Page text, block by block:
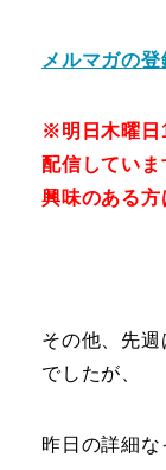
メルマガの
※明日木曜日
配信していま
興味のある方
その他、先
でしたが、
昨日の詳細な